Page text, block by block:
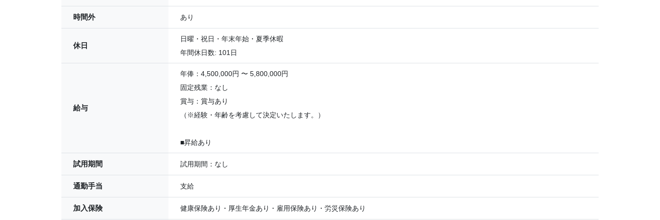
時間外 あり
休日
日曜・祝日・年末年始・夏季休暇
年間休日数: 101日
給与
年俸：4,500,000円 〜 5,800,000円
固定残業：なし
賞与：賞与あり
（※経験・年齢を考慮して決定いたします。）
■昇給あり
試用期間 試用期間：なし
通勤手当 支給
加入保険 健康保険あり・厚生年金あり・雇用保険あり・労災保険あり